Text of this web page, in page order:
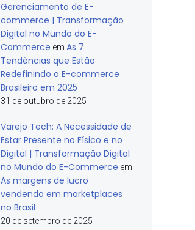
Gerenciamento de E-
commerce | Transformação
Digital no Mundo do E-
Commerce em As 7
Tendências que Estão
Redefinindo o E-commerce
Brasileiro em 2025
31 de outubro de 2025
Varejo Tech: A Necessidade de
Estar Presente no Físico e no
Digital | Transformação Digital
no Mundo do E-Commerce em
As margens de lucro
vendendo em marketplaces
no Brasil
20 de setembro de 2025